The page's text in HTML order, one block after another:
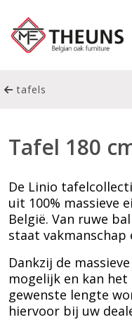
tafels
Tafel 180
De Linio
uit 100% massieve
België. Van ruwe
staat
Dankzij de
mogelijk en kan
gewenste lengte
hiervoor bij uw